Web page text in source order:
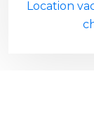
Location